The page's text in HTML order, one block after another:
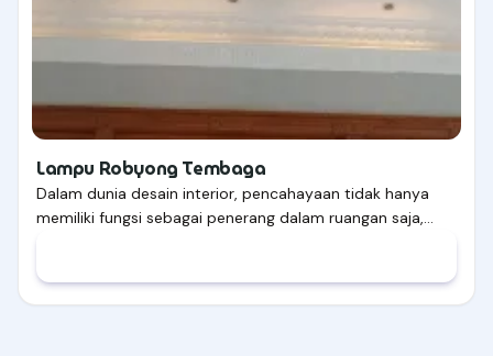
Lampu Robyong Tembaga
Dalam dunia desain interior, pencahayaan tidak hanya
memiliki fungsi sebagai penerang dalam ruangan saja,…